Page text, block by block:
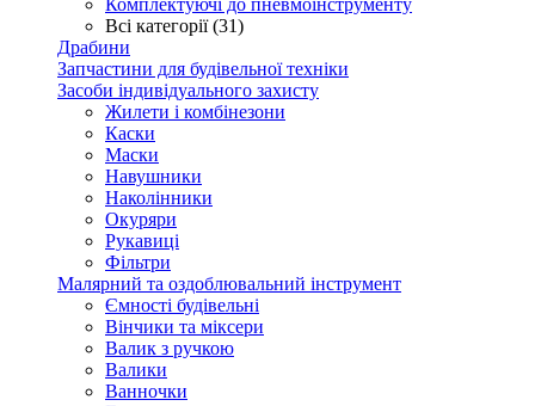
Комплектуючі до пневмоінструменту
Всі категорії (31)
Драбини
Запчастини для будівельної техніки
Засоби індивідуального захисту
Жилети і комбінезони
Каски
Маски
Навушники
Наколінники
Окуряри
Рукавиці
Фільтри
Малярний та оздоблювальний інструмент
Ємності будівельні
Вінчики та міксери
Валик з ручкою
Валики
Ванночки